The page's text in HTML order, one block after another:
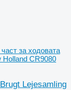
за ходовата
Holland CR9080
Lejesamling